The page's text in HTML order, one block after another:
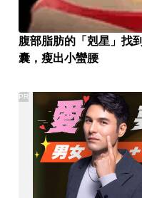
腹部脂肪的「剋星」找
囊，瘦出小蠻腰
PR